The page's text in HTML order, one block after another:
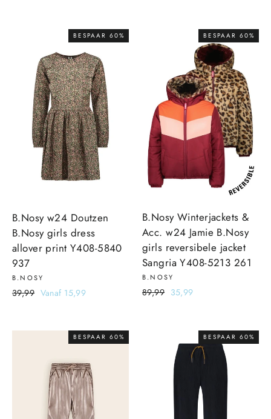
BESPAAR 60%
B.Nosy w24 Doutzen
B.Nosy girls dress
allover print Y408-5840
937
B.NOSY
Normale
39,99 Sale
Vanaf 15,99
BESPAAR 60%
B.Nosy Winterjackets &
Acc. w24 Jamie B.Nosy
girls reversibele jacket
Sangria Y408-5213 261
B.NOSY
Normale
89,99 Sale
35,99
BESPAAR 60% BESPAAR 60%